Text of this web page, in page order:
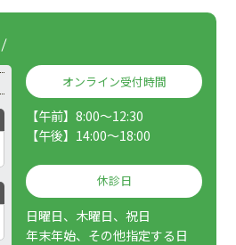
オンライン受付時間
【午前】8:00～12:30
【午後】14:00～18:00
休診日
日曜日、木曜日、祝日
年末年始、その他指定する日